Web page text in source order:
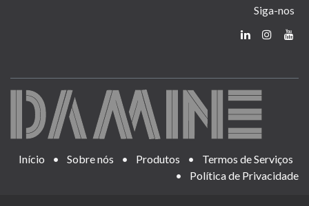
Siga-nos
Início • Sobre nós • Produtos •
Termos de Serviços
•
Política de Privacidade